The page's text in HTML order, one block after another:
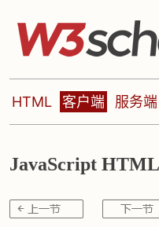
HTML 客户端 服务端
JavaScript